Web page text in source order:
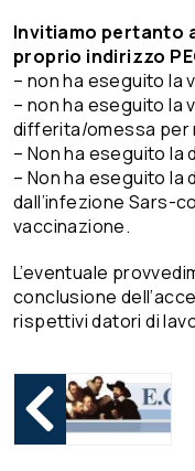
Invitiamo pertanto
proprio indirizzo
– non ha eseguito la
– non ha eseguito la
differita/omessa per
– Non ha eseguito la
– Non ha eseguito
dall’infezione Sars-
vaccinazione.
L’eventuale
conclusione
rispettivi datori di